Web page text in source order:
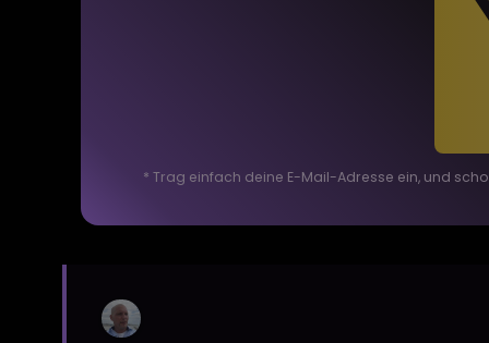
* Trag einfach deine E-Mail-Adresse ein, und